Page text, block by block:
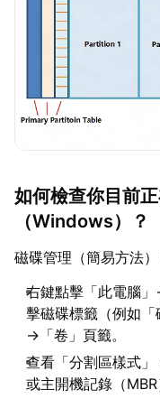
如何檢查你目前
（Windows）？
磁碟管理（簡易方法）
右鍵點擊「此電腦
擊磁碟標籤（例如「
→「卷」頁籤。
查看「分割區樣式」
或主開機記錄（MBR